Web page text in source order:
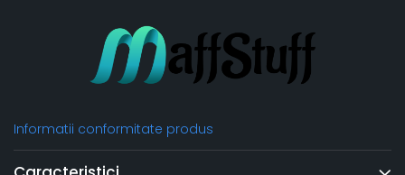
Informatii conformitate produs